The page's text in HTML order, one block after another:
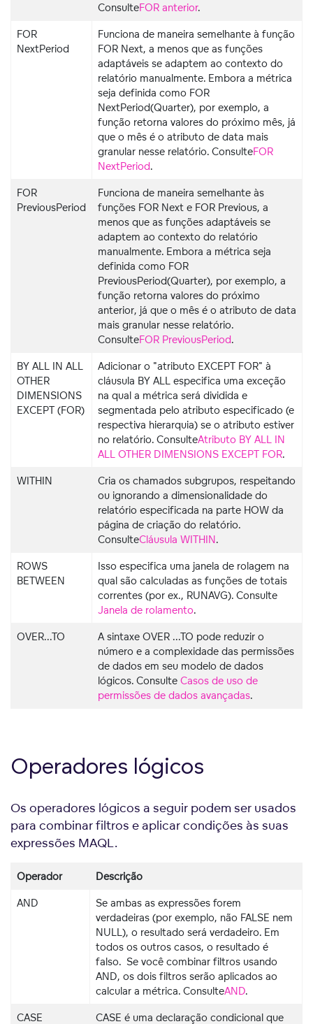
ConsulteFOR anterior.
FOR
NextPeriod
Funciona de maneira semelhante à função
FOR Next, a menos que as funções
adaptáveis se adaptem ao contexto do
relatório manualmente. Embora a métrica
seja definida como FOR
NextPeriod(Quarter), por exemplo, a
função retorna valores do próximo mês, já
que o mês é o atributo de data mais
granular nesse relatório. ConsulteFOR
NextPeriod.
FOR
PreviousPeriod
Funciona de maneira semelhante às
funções FOR Next e FOR Previous, a
menos que as funções adaptáveis se
adaptem ao contexto do relatório
manualmente. Embora a métrica seja
definida como FOR
PreviousPeriod(Quarter), por exemplo, a
função retorna valores do próximo
anterior, já que o mês é o atributo de data
mais granular nesse relatório.
ConsulteFOR PreviousPeriod.
BY ALL IN ALL
OTHER
DIMENSIONS
EXCEPT (FOR)
Adicionar o "atributo EXCEPT FOR" à
cláusula BY ALL especifica uma exceção
na qual a métrica será dividida e
segmentada pelo atributo especificado (e
respectiva hierarquia) se o atributo estiver
no relatório. ConsulteAtributo BY ALL IN
ALL OTHER DIMENSIONS EXCEPT FOR.
WITHIN
Cria os chamados subgrupos, respeitando
ou ignorando a dimensionalidade do
relatório especificada na parte HOW da
página de criação do relatório.
ConsulteCláusula WITHIN.
ROWS
BETWEEN
Isso especifica uma janela de rolagem na
qual são calculadas as funções de totais
correntes (por ex., RUNAVG). Consulte
Janela de rolamento.
OVER...TO
A sintaxe OVER ...TO pode reduzir o
número e a complexidade das permissões
de dados em seu modelo de dados
lógicos. Consulte Casos de uso de
permissões de dados avançadas.
Operadores lógicos
Os operadores lógicos a seguir podem ser usados
para combinar filtros e aplicar condições às suas
expressões MAQL.
Operador Descrição
AND
Se ambas as expressões forem
verdadeiras (por exemplo, não FALSE nem
NULL), o resultado será verdadeiro. Em
todos os outros casos, o resultado é
falso. Se você combinar filtros usando
AND, os dois filtros serão aplicados ao
calcular a métrica. ConsulteAND.
CASE
CASE é uma declaração condicional que